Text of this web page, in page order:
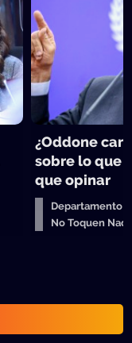
¿Oddone
sobre lo que
que opinar
Departamento
No Toquen